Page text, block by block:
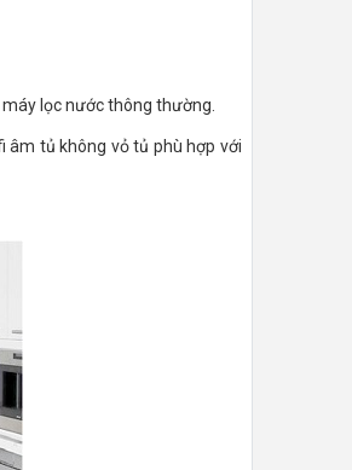
lọc nước thông thường.
âm tủ không vỏ tủ phù hợp với